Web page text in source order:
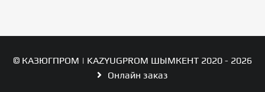
© КАЗЮГПРОМ | KAZYUGPROM ШЫМКЕНТ 2020 - 2026
Онлайн заказ